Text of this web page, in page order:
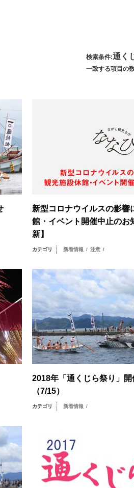
検索条件:通く
一致する項目の
新型コロナウイルスの影響
館・イベント開催中止のお
新】
カテゴリ 新着情報 / 注意 /
2018年「通くじら祭り」
（7/15）
カテゴリ 新着情報 /